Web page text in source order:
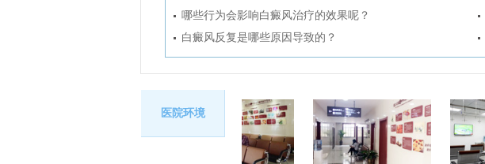
哪些行为会影响白癜风治疗的效果呢？
白癜风反复是哪些原因导致的？
医院环境